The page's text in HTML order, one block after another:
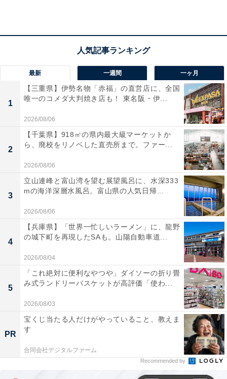
革新的な2WAY構造！ ボタンと注ぎ口の秘密
この商品の最大の特徴は、1つのボトルで「少量出し
（直注ぎ）」と「スプレー」の2通りを使い分けられる
点にあります。ボトルの上部を見てみると、2つのボタ
ンが並んでいます。
最新 一週間 一ヶ月
1
【三重県】伊勢名物「赤福」の直営店に、全国
唯一のコメダ大判焼き店も！ 東名阪・伊...
2026/08/06
2
【千葉県】918㎡の県内最大級マーケットか
ら、廃校をリノベした直売所まで。ファー...
2026/08/06
3
立山連峰と富山湾を望む展望風呂に、水深333
mの海洋深層水風呂。富山県の人気日帰...
2026/08/06
4
【兵庫県】「世界一忙しいラーメン」に、龍野
の城下町を再現したSAも。山陽自動車道...
2026/08/04
5
「これ絶対に便利なやつや」ダイソーの折り畳
み式ランドリーバスケットが高評価「使わ...
2026/08/03
PR
宝くじ当たる人だけがやっていること、教えま
す
合同会社デジタルファーム
Recommended by